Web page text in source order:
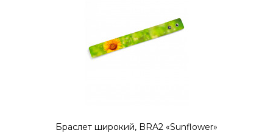
Браслет широкий, BRA2 «Sunflower»